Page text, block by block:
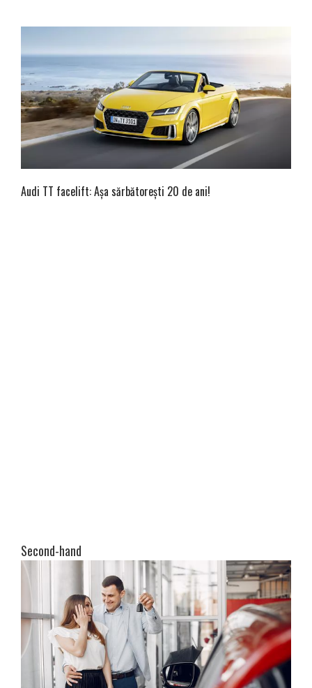
Audi TT facelift: Așa sărbătorești 20 de ani!
Second-hand